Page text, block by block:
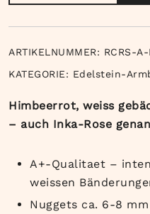
Armband
A+
Menge
ARTIKELNUMMER: RCRS-A-
KATEGORIE: Edelstein-
Himbeerrot, weiss
– auch Inka-Rose
A+-Qualitaet –
weissen
Nuggets ca. 6-8